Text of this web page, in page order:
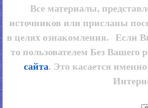
Все материалы,
источников или присланы
в целях ознакомления. Если
то пользователем Без Вашего
сайта. Это касается